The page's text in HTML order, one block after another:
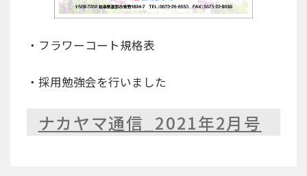
・フラワーコート規格表
・採用勉強会を行いました
ナカヤマ通信_2021年2月号